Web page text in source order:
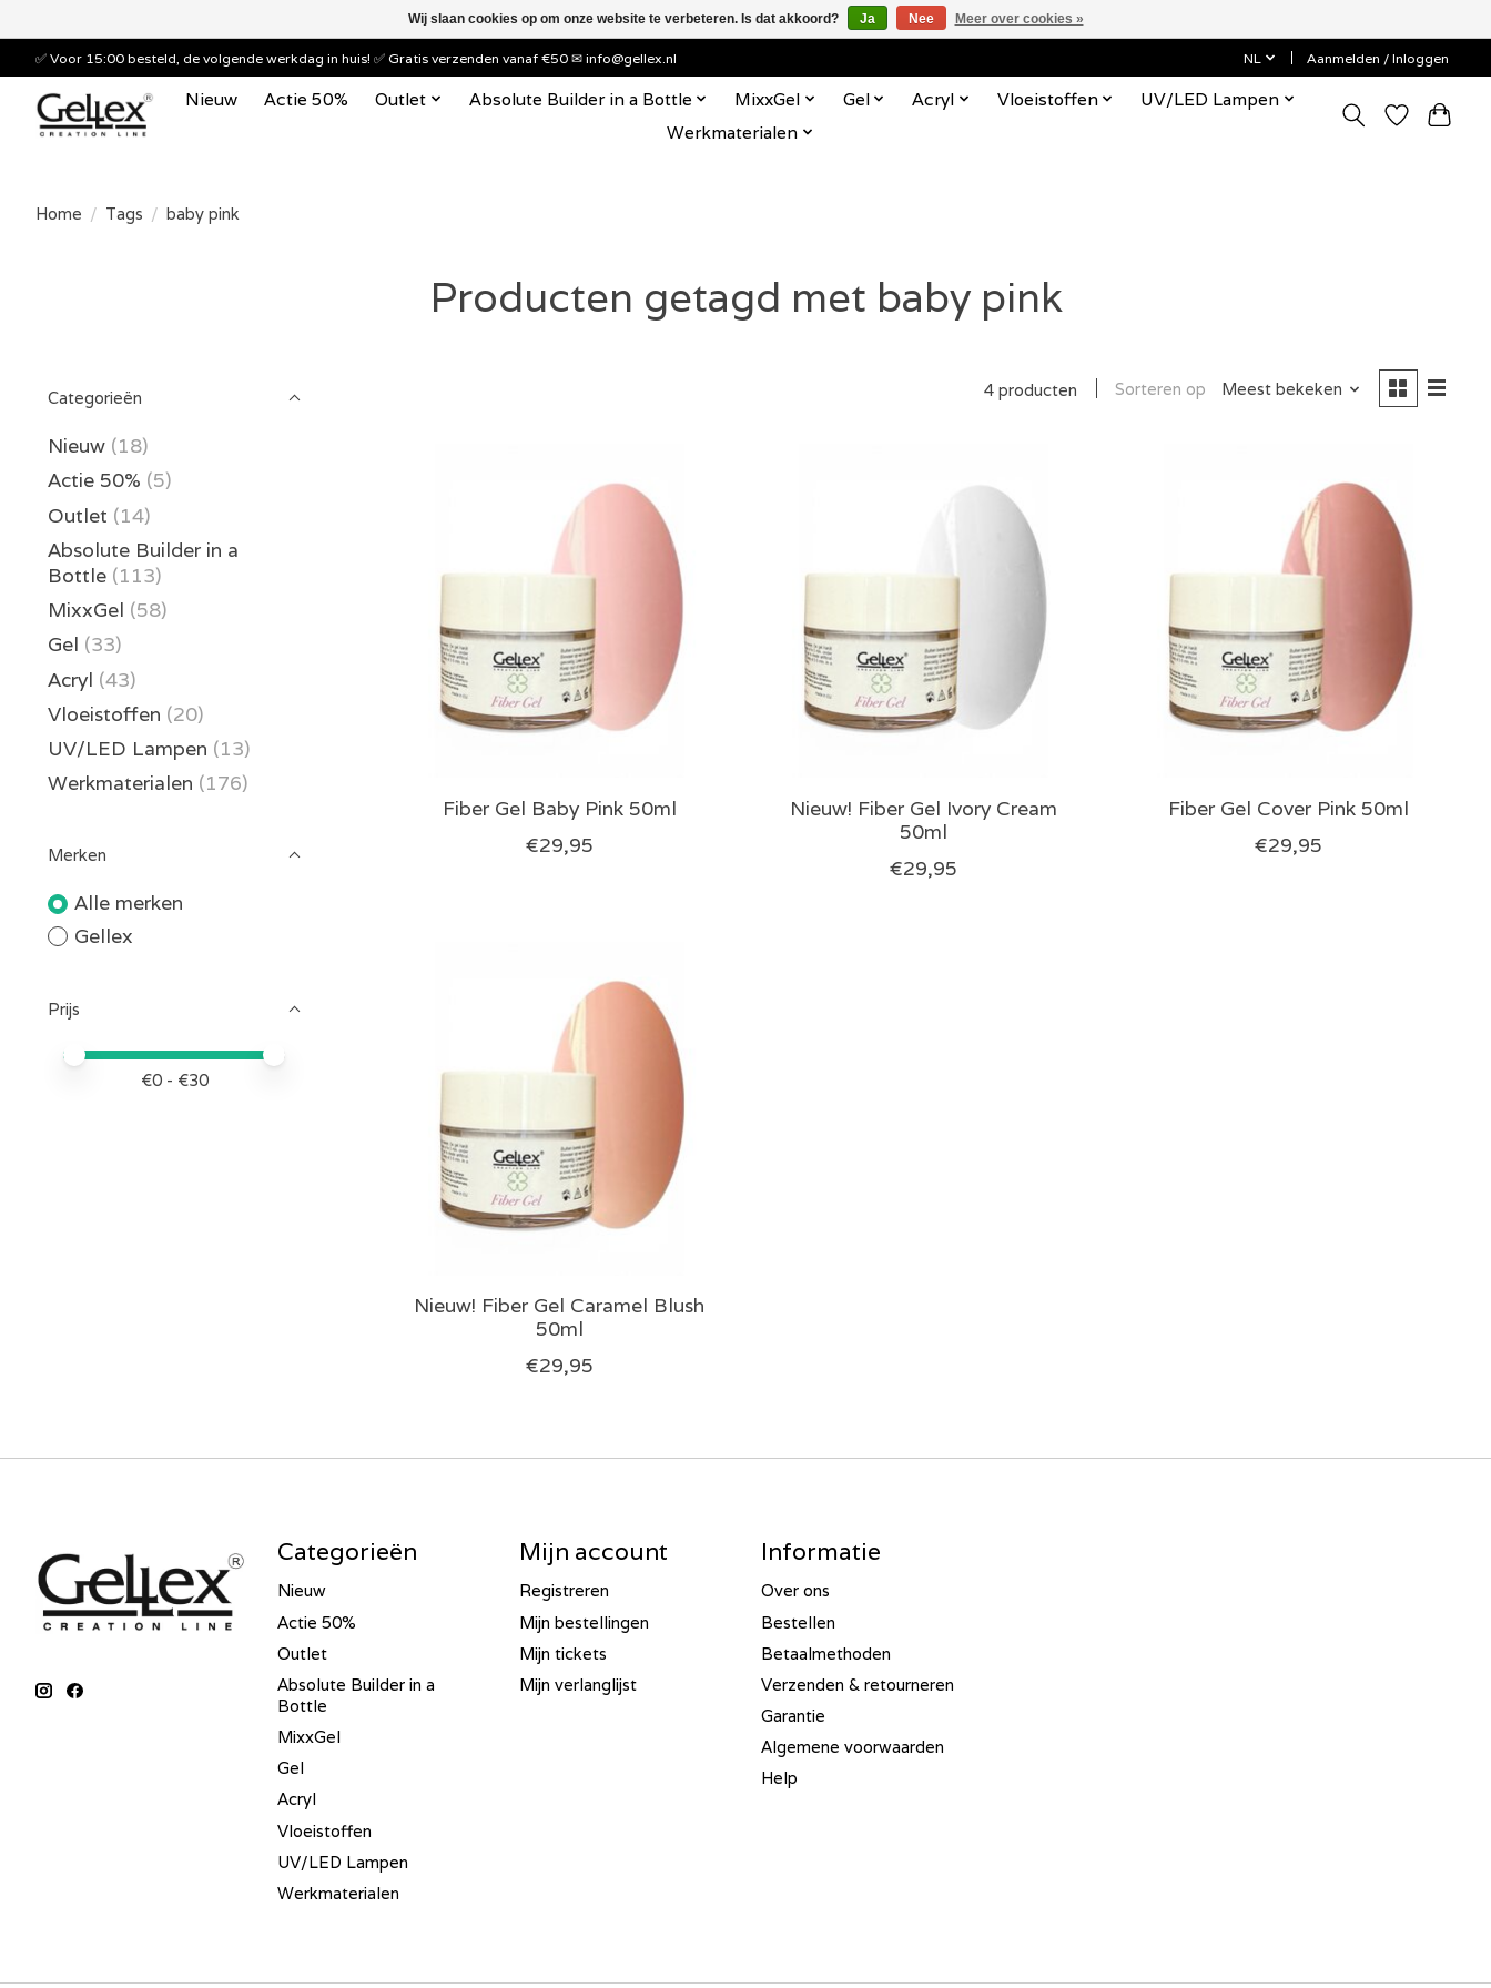
✅ Voor 15:00 besteld, de volgende werkdag in huis! ✅ Gratis verzenden vanaf €50 ✉ info@gellex.nl NL Aanmelden / Inloggen
Nieuw Actie 50% Outlet Absolute Builder in a Bottle MixxGel Gel Acryl Vloeistoffen
UV/LED Lampen
Werkmaterialen
Home / Tags / baby pink
Producten getagd met baby pink
Categorieën
Nieuw (18)
Actie 50% (5)
Outlet (14)
Absolute Builder in a
Bottle (113)
MixxGel (58)
Gel (33)
Acryl (43)
Vloeistoffen (20)
UV/LED Lampen (13)
Werkmaterialen (176)
Merken
Alle merken
Gellex
Prijs
Minimale prijswaarde
Price maximum value
€0- €30
4 producten Sorteren op Meest bekeken
Fiber Gel Baby Pink 50ml
€29,95
Nieuw! Fiber Gel Ivory Cream
50ml
€29,95
Fiber Gel Cover Pink 50ml
€29,95
Nieuw! Fiber Gel Caramel Blush
50ml
€29,95
Categorieën
Nieuw
Actie 50%
Outlet
Absolute Builder in a
Bottle
MixxGel
Gel
Acryl
Vloeistoffen
UV/LED Lampen
Werkmaterialen
Mijn account
Registreren
Mijn bestellingen
Mijn tickets
Mijn verlanglijst
Informatie
Over ons
Bestellen
Betaalmethoden
Verzenden & retourneren
Garantie
Algemene voorwaarden
Help
Wij slaan cookies op om onze website te verbeteren. Is dat akkoord? Ja Nee Meer over cookies »